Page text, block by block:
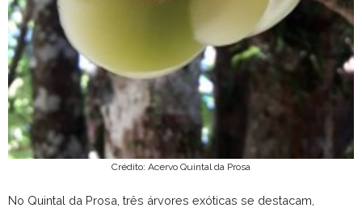
Crédito: Acervo Quintal da Prosa
No Quintal da Prosa, três árvores exóticas se destacam,